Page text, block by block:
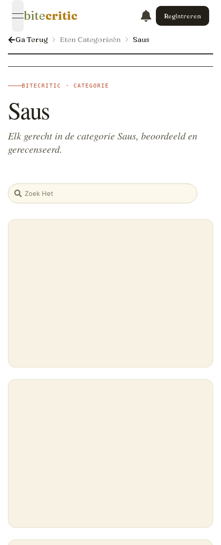
open navigation menu
bitecritic Registreren
Ga Terug Eten Categorieën Saus
BITECRITIC · CATEGORIE
Saus
Elk gerecht in de categorie Saus, beoordeeld en
gerecenseerd.